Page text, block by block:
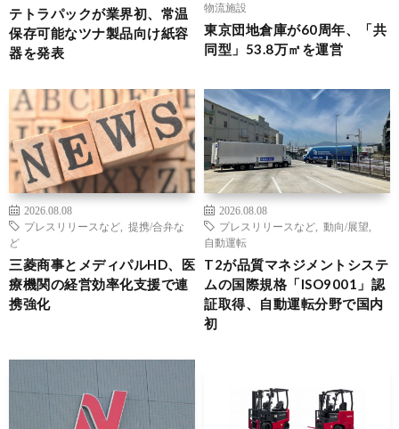
テトラパックが業界初、常温
保存可能なツナ製品向け紙容
器を発表
物流施設
東京団地倉庫が60周年、「共
同型」53.8万㎡を運営
2026.08.08
プレスリリースなど
提携/合弁な
ど
三菱商事とメディパルHD、医
療機関の経営効率化支援で連
携強化
2026.08.08
プレスリリースなど
動向/展望
自動運転
T2が品質マネジメントシステ
ムの国際規格「ISO9001」認
証取得、自動運転分野で国内
初